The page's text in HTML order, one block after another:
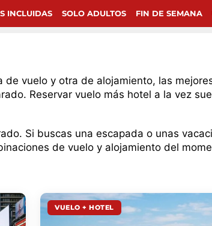
INCLUIDAS SOLO ADULTOS FIN DE SEMANA
vuelo y otra de alojamiento, las
Reservar vuelo más hotel a la vez
Si buscas una escapada o unas
de vuelo y alojamiento del
VUELO + HOTEL